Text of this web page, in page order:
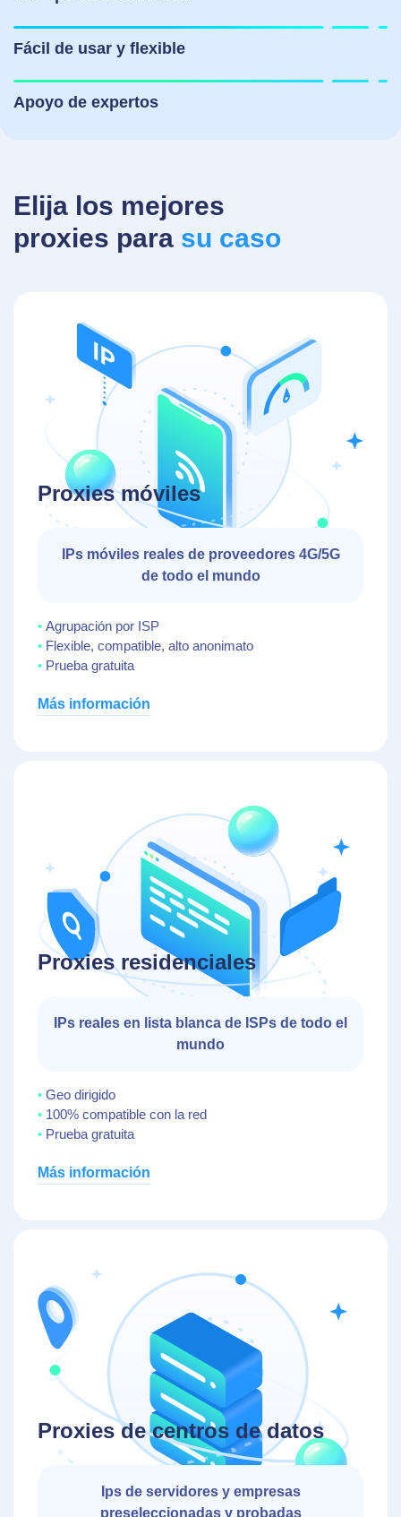
Fácil de usar y flexible
Apoyo de expertos
Elija los mejores
proxies para su caso
Proxies móviles
IPs móviles reales de proveedores 4G/5G
de todo el mundo
Agrupación por ISP
Flexible, compatible, alto anonimato
Prueba gratuita
Más información
Proxies residenciales
IPs reales en lista blanca de ISPs de todo el
mundo
Geo dirigido
100% compatible con la red
Prueba gratuita
Más información
Proxies de centros de datos
Ips de servidores y empresas
preseleccionadas y probadas